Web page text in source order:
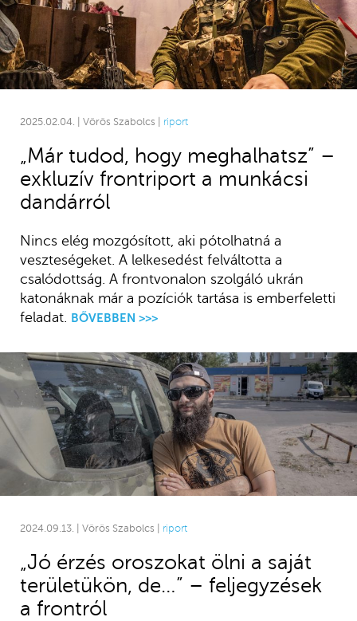
2025.02.04. | Vörös Szabolcs | riport
„Már tudod, hogy meghalhatsz” –
exkluzív frontriport a munkácsi
dandárról
Nincs elég mozgósított, aki pótolhatná a
veszteségeket. A lelkesedést felváltotta a
csalódottság. A frontvonalon szolgáló ukrán
katonáknak már a pozíciók tartása is emberfeletti
feladat.
BŐVEBBEN >>>
2024.09.13. | Vörös Szabolcs | riport
„Jó érzés oroszokat ölni a saját
területükön, de…” – feljegyzések
a frontról